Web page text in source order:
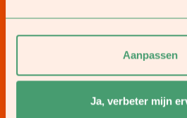
Aanpassen
Ja, verbeter mijn